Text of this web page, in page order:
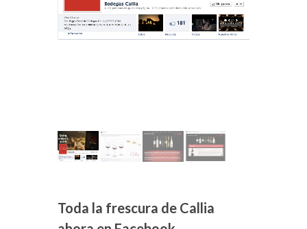
Toda la frescura de Callia